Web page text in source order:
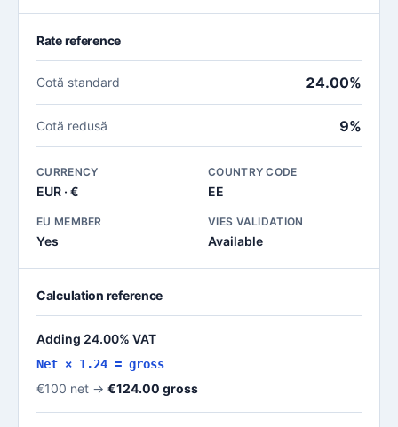
Rate reference
Cotă standard 24.00%
Cotă redusă 9%
CURRENCY
EUR · €
COUNTRY CODE
EE
EU MEMBER
Yes
VIES VALIDATION
Available
Calculation reference
Adding 24.00% VAT
Net × 1.24 = gross
€100 net → €124.00 gross